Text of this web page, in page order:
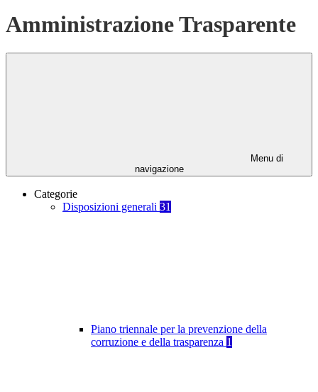
Amministrazione Trasparente
Menu di
navigazione
Categorie
Disposizioni generali 31
Piano triennale per la prevenzione della
corruzione e della trasparenza 1